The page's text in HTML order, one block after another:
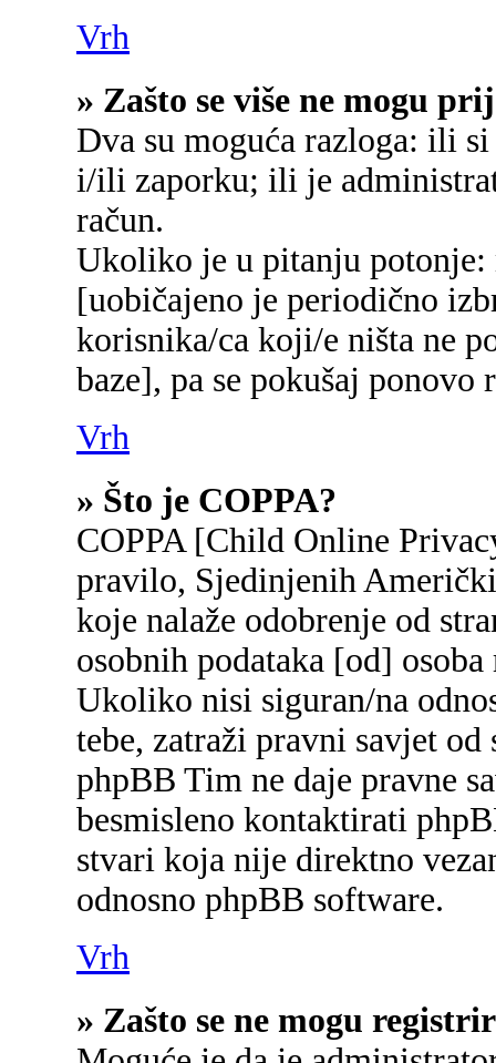
Vrh
» Zašto se više ne mogu
Dva su moguća razloga: ili
i/ili zaporku; ili je
račun.
Ukoliko je u pitanju potonje:
[uobičajeno je periodično
korisnika/ca koji/e ništa ne
baze], pa se pokušaj ponovo
Vrh
» Što je COPPA?
COPPA [Child Online
pravilo, Sjedinjenih
koje nalaže odobrenje od
osobnih podataka [od]
Ukoliko nisi siguran/na
tebe, zatraži pravni savjet od
phpBB Tim ne daje pravne
besmisleno kontaktirati
stvari koja nije direktno
odnosno phpBB software.
Vrh
» Zašto se ne mogu